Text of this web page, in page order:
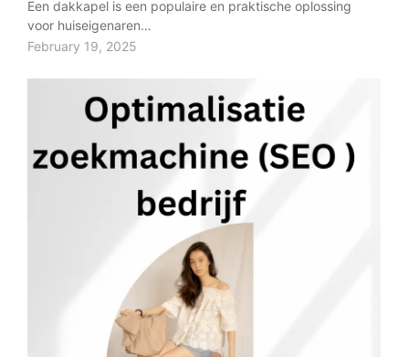
Een dakkapel is een populaire en praktische oplossing
voor huiseigenaren…
February 19, 2025